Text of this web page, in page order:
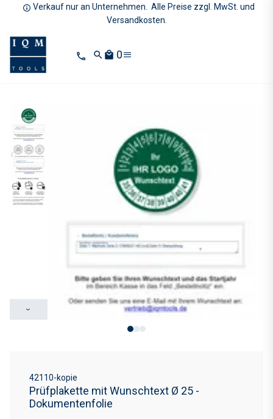
Verkauf nur an Unternehmen. Alle Preise zzgl. MwSt. und
Versandkosten.
search local_mall 0
›
Prüfplakette mit Wunschtext Ø 25 -
Dokumentenfolie
42110-kopie